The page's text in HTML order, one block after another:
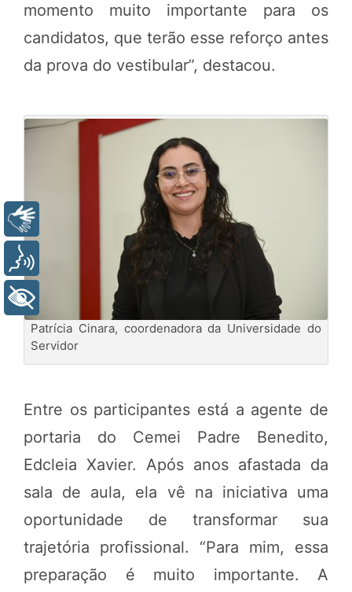
momento muito importante para os
candidatos, que terão esse reforço antes
da prova do vestibular”, destacou.
Patrícia Cinara, coordenadora da Universidade do
Servidor
Entre os participantes está a agente de
portaria do Cemei Padre Benedito,
Edcleia Xavier. Após anos afastada da
sala de aula, ela vê na iniciativa uma
oportunidade de transformar sua
trajetória profissional. “Para mim, essa
preparação é muito importante. A
+ Acessibilidade